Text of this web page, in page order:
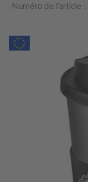
Numéro de l’article :